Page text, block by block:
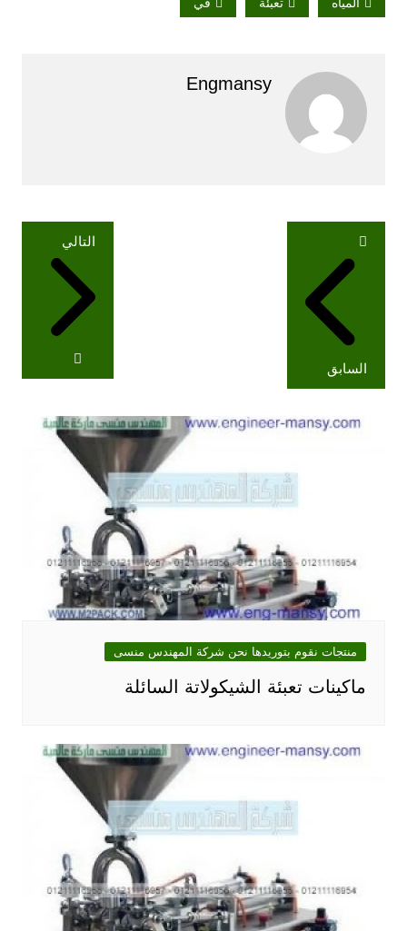
Engmansy
تصفّح
المقالات
السابق
التالي
منتجات نقوم بتوريدها نحن شركة المهندس منسى
ماكينات تعبئة الشيكولاتة السائلة